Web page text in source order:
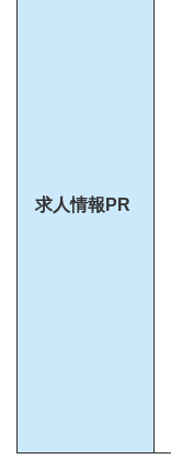
求人情報PR